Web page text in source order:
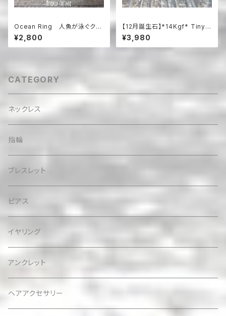
Ocean Ring 人魚が泳ぐクリ
ア・エメラルドグリーンのぽって
りリング
¥2,800
【12月誕生石】*14Kgf* Tiny L
apislazuli Bracelet
¥3,980
CATEGORY
ネックレス
指輪
ブレスレット
ピアス
イヤリング
アンクレット
ヘアアクセサリー